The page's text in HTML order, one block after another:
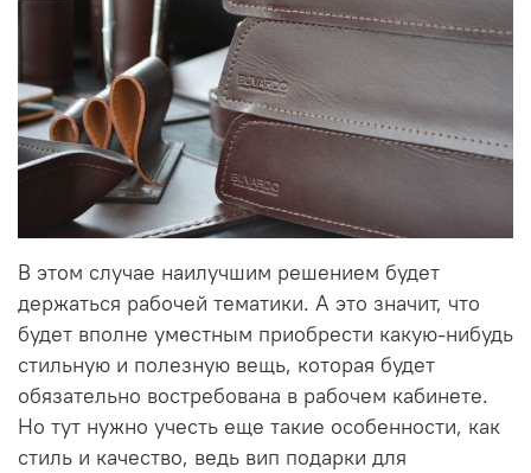
В этом случае наилучшим решением будет
держаться рабочей тематики. А это значит, что
будет вполне уместным приобрести какую-нибудь
стильную и полезную вещь, которая будет
обязательно востребована в рабочем кабинете.
Но тут нужно учесть еще такие особенности, как
стиль и качество, ведь вип подарки для